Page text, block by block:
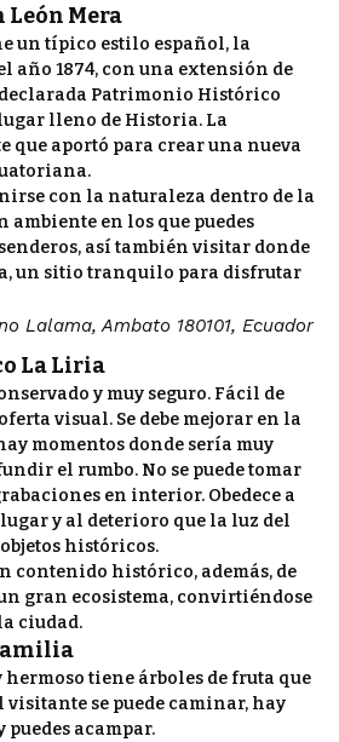
León Mera
un típico estilo español, la
año 1874, con una extensión de
Patrimonio Histórico
lleno de Historia. La
que aportó para crear una nueva
con la naturaleza dentro de la
ambiente en los que puedes
así también visitar donde
un sitio tranquilo para disfrutar
Lalama, Ambato 180101, Ecuador
La Liria
y muy seguro. Fácil de
visual. Se debe mejorar en la
momentos donde sería muy
el rumbo. No se puede tomar
en interior. Obedece a
y al deterioro que la luz del
históricos.
contenido histórico, además, de
gran ecosistema, convirtiéndose
ciudad.
tiene árboles de fruta que
se puede caminar, hay
acampar.